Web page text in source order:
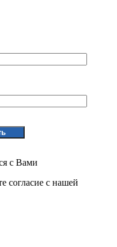
с Вами
согласие с нашей